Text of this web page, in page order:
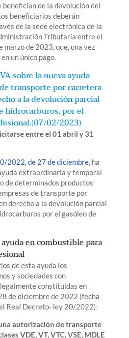
benefician de la devolución del
beneficiarios deberán
de la sede electrónica de la
Tributaria entre el
marzo de 2023, que, una vez
un único pago.
sobre la nueva ayuda
transporte por carretera
a la devolución parcial
hidrocarburos, por el
02/2023)
entre el 01 abril y 31
2022, de 27 de diciembre, ha
extraordinaria y temporal
de determinados productos
de transporte por
derecho a la devolución parcial
por el gasóleo de
en combustible para
de esta ayuda los
y sociedades con
constituidas en
de diciembre de 2022 (fecha
Real Decreto- ley 20/2022):
autorización de transporte
VDE, VT, VTC, VSE, MDLE